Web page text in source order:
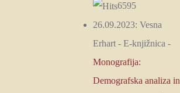
6595
26.09.2023:Vesna
Erhart -E-knjižnica -
Monografija:
Demografska analiza in